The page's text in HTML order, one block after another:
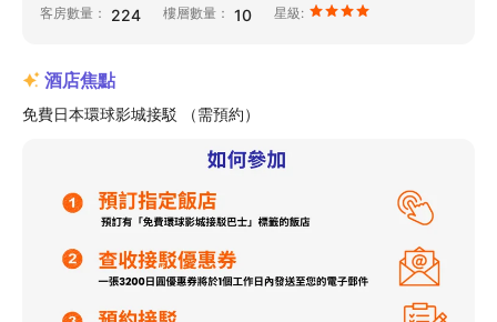
客房數量： 224 樓層數量： 10 星級:
酒店焦點
免費日本環球影城接駁 （需預約）